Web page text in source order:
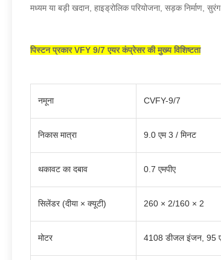
मध्यम या बड़ी खदान, हाइड्रोलिक परियोजना, सड़क निर्माण,
पिस्टन प्रकार VFY 9/7 एयर कंप्रेसर की मुख्य विशिष्टता
नमूना CVFY-9/7
निकास मात्रा 9.0 एम 3 / मिनट
थकावट का दबाव 0.7 एमपीए
सिलेंडर (दीया × क्यूटी) 260 × 2/160 × 2
मोटर 4108 डीजल इंजन, 95